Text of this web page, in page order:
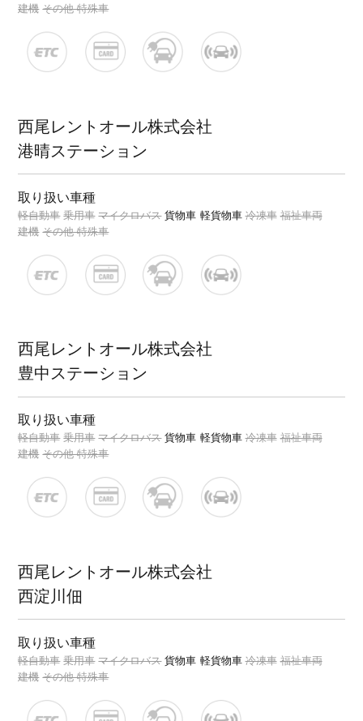
建機 その他 特殊車
西尾レントオール株式会社
港晴ステーション
取り扱い車種
軽自動車 乗用車 マイクロバス 貨物車 軽貨物車 冷凍車 福祉車両
建機 その他 特殊車
西尾レントオール株式会社
豊中ステーション
取り扱い車種
軽自動車 乗用車 マイクロバス 貨物車 軽貨物車 冷凍車 福祉車両
建機 その他 特殊車
西尾レントオール株式会社
西淀川佃
取り扱い車種
軽自動車 乗用車 マイクロバス 貨物車 軽貨物車 冷凍車 福祉車両
建機 その他 特殊車